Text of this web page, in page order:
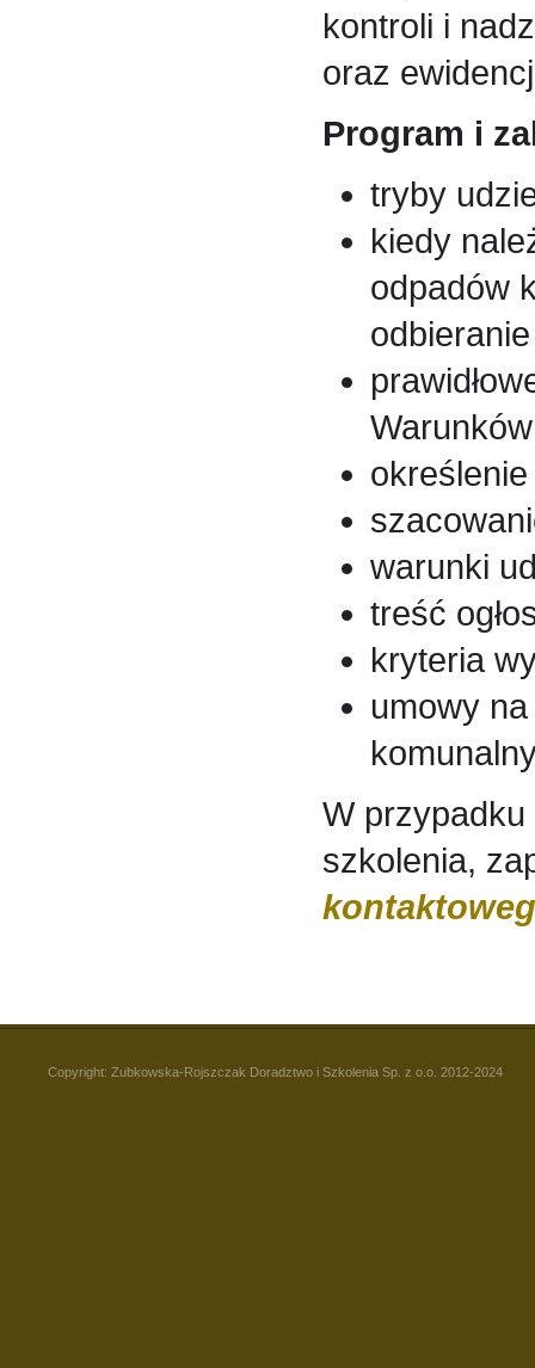
kontroli i
oraz
Program i
tryby
kiedy
odpadów
warunki
treść
kryteria
umowy
W
szkolenia,
Copyright: Zubkowska-Rojszczak Doradztwo i Szkolenia Sp. z o.o. 2012-2024